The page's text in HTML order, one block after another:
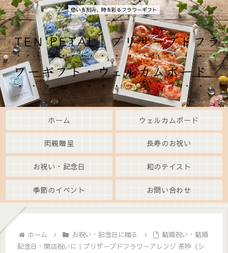
想いを刻み、時を彩るフラワーギフト
TEN PETAL｜プリザーブドフラ
ワーギフト・ウェルカムボード
ホーム ウェルカムボード
両親贈呈 長寿のお祝い
お祝い・記念日 和のテイスト
季節のイベント お問い合わせ
ホーム お祝い・記念日に贈る
結婚祝い・結婚
記念日・開店祝いに｜プリザーブドフラワーアレンジ 茶枠〈シ